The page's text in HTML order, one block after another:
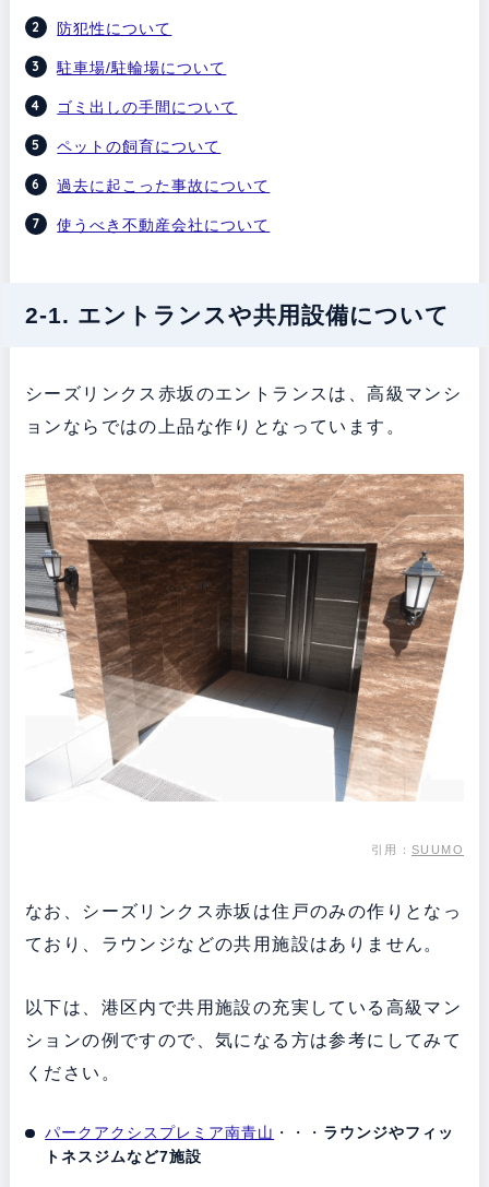
防犯性について
駐車場/駐輪場について
ゴミ出しの手間について
ペットの飼育について
過去に起こった事故について
使うべき不動産会社について
2-1. エントランスや共用設備について
シーズリンクス赤坂のエントランスは、高級マンシ
ョンならではの上品な作りとなっています。
引用：SUUMO
なお、シーズリンクス赤坂は住戸のみの作りとなっ
ており、ラウンジなどの共用施設はありません。
以下は、港区内で共用施設の充実している高級マン
ションの例ですので、気になる方は参考にしてみて
ください。
パークアクシスプレミア南青山 ・・・ ラウンジやフィッ
トネスジムなど7施設